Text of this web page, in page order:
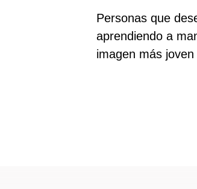
Personas que
aprendiendo a
imagen más